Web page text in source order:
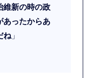
維新の時の政
あったからあ
ね 」